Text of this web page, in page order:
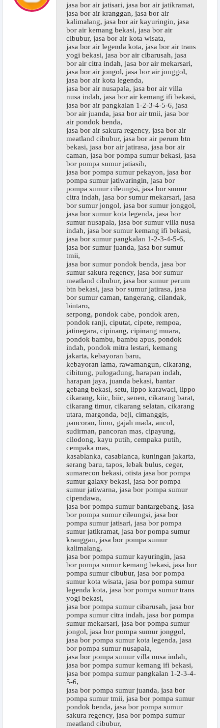
jasa bor air jatisari, jasa bor air jatikramat,
jasa bor air kranggan, jasa bor air
kalimalang, jasa bor air kayuringin, jasa
bor air kemang bekasi, jasa bor air
cibubur, jasa bor air kota wisata,
jasa bor air legenda kota, jasa bor air trans
yogi bekasi, jasa bor air cibarusah, jasa
bor air citra indah, jasa bor air mekarsari,
jasa bor air jongol, jasa bor air jonggol,
jasa bor air kota legenda,
jasa bor air nusapala, jasa bor air villa
nusa indah, jasa bor air kemang ifi bekasi,
jasa bor air pangkalan 1-2-3-4-5-6, jasa
bor air juanda, jasa bor air tmii, jasa bor
air pondok benda,
jasa bor air sakura regency, jasa bor air
meatland cibubur, jasa bor air perum btn
bekasi, jasa bor air jatirasa, jasa bor air
caman, jasa bor pompa sumur bekasi, jasa
bor pompa sumur jatiasih,
jasa bor pompa sumur pekayon, jasa bor
pompa sumur jatiwaringin, jasa bor
pompa sumur cileungsi, jasa bor sumur
citra indah, jasa bor sumur mekarsari, jasa
bor sumur jongol, jasa bor sumur jonggol,
jasa bor sumur kota legenda, jasa bor
sumur nusapala, jasa bor sumur villa nusa
indah, jasa bor sumur kemang ifi bekasi,
jasa bor sumur pangkalan 1-2-3-4-5-6,
jasa bor sumur juanda, jasa bor sumur
tmii,
jasa bor sumur pondok benda, jasa bor
sumur sakura regency, jasa bor sumur
meatland cibubur, jasa bor sumur perum
btn bekasi, jasa bor sumur jatirasa, jasa
bor sumur caman, tangerang, cilandak,
bintaro,
serpong, pondok cabe, pondok aren,
pondok ranji, ciputat, cipete, rempoa,
jatinegara, cipinang, cipinang muara,
pondok bambu, bambu apus, pondok
indah, pondok mitra lestari, kemang
jakarta, kebayoran baru,
kebayoran lama, rawamangun, cikarang,
cibitung, pulogadung, harapan indah,
harapan jaya, juanda bekasi, bantar
gebang bekasi, setu, lippo karawaci, lippo
cikarang, kiic, biic, senen, cikarang barat,
cikarang timur, cikarang selatan, cikarang
utara, margonda, beji, cimanggis,
pancoran, limo, gajah mada, ancol,
sudirman, pancoran mas, cipayung,
cilodong, kayu putih, cempaka putih,
cempaka mas,
kasablanka, casablanca, kuningan jakarta,
serang baru, tapos, lebak bulus, ceger,
sumarecon bekasi, otista jasa bor pompa
sumur galaxy bekasi, jasa bor pompa
sumur jatiwarna, jasa bor pompa sumur
cipendawa,
jasa bor pompa sumur bantargebang, jasa
bor pompa sumur cileungsi, jasa bor
pompa sumur jatisari, jasa bor pompa
sumur jatikramat, jasa bor pompa sumur
kranggan, jasa bor pompa sumur
kalimalang,
jasa bor pompa sumur kayuringin, jasa
bor pompa sumur kemang bekasi, jasa bor
pompa sumur cibubur, jasa bor pompa
sumur kota wisata, jasa bor pompa sumur
legenda kota, jasa bor pompa sumur trans
yogi bekasi,
jasa bor pompa sumur cibarusah, jasa bor
pompa sumur citra indah, jasa bor pompa
sumur mekarsari, jasa bor pompa sumur
jongol, jasa bor pompa sumur jonggol,
jasa bor pompa sumur kota legenda, jasa
bor pompa sumur nusapala,
jasa bor pompa sumur villa nusa indah,
jasa bor pompa sumur kemang ifi bekasi,
jasa bor pompa sumur pangkalan 1-2-3-4-
5-6,
jasa bor pompa sumur juanda, jasa bor
pompa sumur tmii, jasa bor pompa sumur
pondok benda, jasa bor pompa sumur
sakura regency, jasa bor pompa sumur
meatland cibubur,